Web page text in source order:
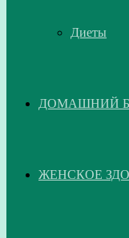
Диеты
ДОМАШНИЙ
ЖЕНСКОЕ